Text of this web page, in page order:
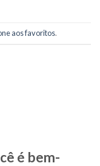
aos favoritos.
é bem-